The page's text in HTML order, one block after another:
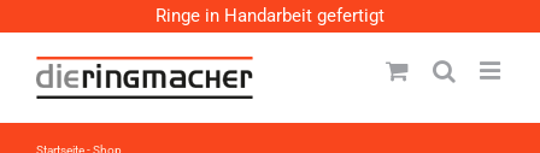
Ringe in Handarbeit gefertigt
Inhalt
springen
Startseite-Shop